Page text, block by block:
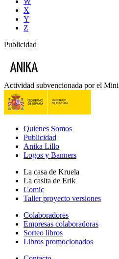
X
Y
Z
Publicidad
Actividad subvencionada por el
Quienes Somos
Publicidad
Anika Lillo
Logos y Banners
La casa de Kruela
La casita de Erik
Comic
Taller proyecto versiones
Colaboradores
Empresas colaboradoras
Sorteo libros
Libros promocionados